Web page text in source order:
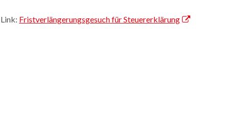
Link: Fristverlängerungsgesuch für Steuererklärung